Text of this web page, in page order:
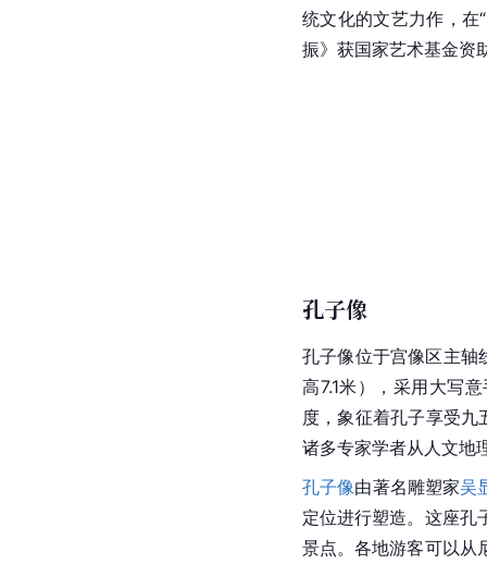
统文化的文艺力作，在
振》获国家艺术基金资
孔子像
孔子像位于宫像区主轴
高7.1米），采用大写
度，象征着孔子享受
诸多专家学者从人文地
孔子像由著名雕塑家吴
定位进行塑造。这座孔
景点。各地游客可以从